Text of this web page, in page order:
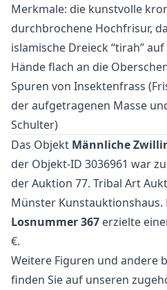
Merkmale: die kunstvolle
durchbrochene Hochfrisur,
islamische Dreieck “tirah”
Hände flach an die
Spuren von Insektenfrass
der aufgetragenen Masse
Schulter)
Das Objekt Männliche
der Objekt-ID 3036961 war
der Auktion 77. Tribal Art
Münster
Losnummer 367 erzielte
€.
Weitere Figuren und andere
finden Sie auf unseren